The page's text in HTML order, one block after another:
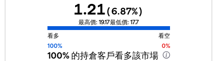
1.21(6.87%)
最高價: 19.17最低價: 17.7
看多
看空
100%
0%
100%的持倉客戶看多該市場